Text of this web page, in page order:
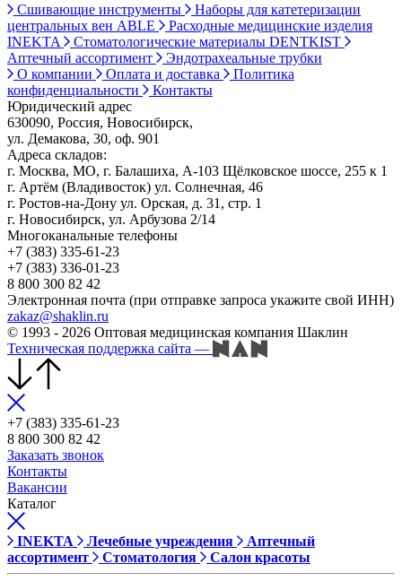
Сшивающие инструменты
Наборы для катетеризации
центральных вен ABLE
Расходные медицинские изделия
INEKTA
Стоматологические материалы DENTKIST
Аптечный ассортимент
Эндотрахеальные трубки
О компании
Оплата и доставка
Политика
конфиденциальности
Контакты
Юридический адрес
630090, Россия, Новосибирск,
ул. Демакова, 30, оф. 901
Адреса складов:
г. Москва, МО, г. Балашиха, А-103 Щёлковское шоссе, 255 к 1
г. Артём (Владивосток) ул. Солнечная, 46
г. Ростов-на-Дону ул. Орская, д. 31, стр. 1
г. Новосибирск, ул. Арбузова 2/14
Многоканальные телефоны
+7 (383) 335-61-23
+7 (383) 336-01-23
8 800 300 82 42
Электронная почта (при отправке запроса укажите свой ИНН)
zakaz@shaklin.ru
© 1993 - 2026 Оптовая медицинская компания Шаклин
Техническая поддержка сайта —
+7 (383) 335-61-23
8 800 300 82 42
Заказать звонок
Контакты
Вакансии
Каталог
INEKTA Лечебные учреждения
Аптечный
ассортимент
Стоматология Салон красоты